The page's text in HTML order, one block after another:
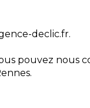
declic.fr.
pouvez nous